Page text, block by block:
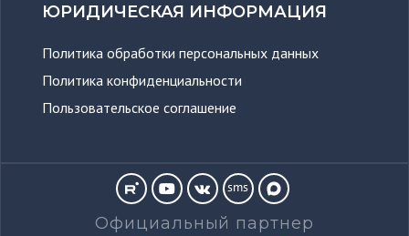
ЮРИДИЧЕСКАЯ ИНФОРМАЦИЯ
Политика обработки персональных данных
Политика конфиденциальности
Пользовательское соглашение
sms
Официальный партнер